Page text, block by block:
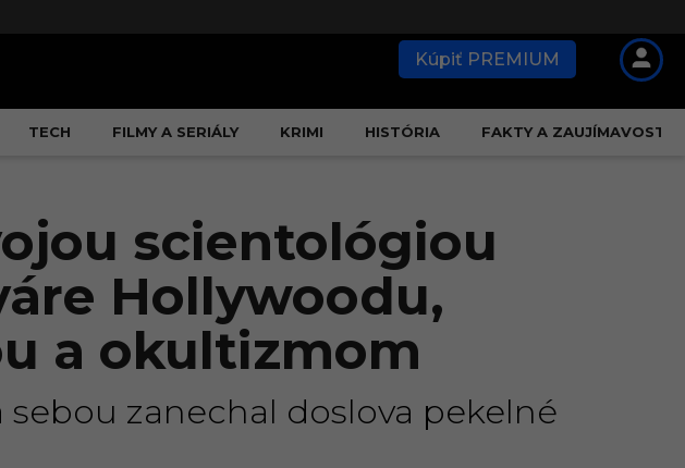
Kúpiť PREMIUM
TECH FILMY A SERIÁLY KRIMI HISTÓRIA FAKTY A ZAUJÍMAVOSTI
scientológiou
Hollywoodu,
a okultizmom
zanechal doslova pekelné